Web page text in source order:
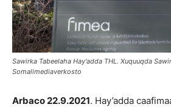
Sawirka Tabeelaha Hay'adda THL. Xuquuqda
Somalimediaverkosto
Arbaco 22.9.2021. Hay’adda